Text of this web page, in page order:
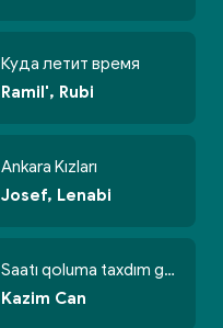
Куда летит время
Ramil', Rubi
Ankara Kızları
Josef, Lenabi
Saatı qoluma taxdım göyün üzünə qalxdım
Kazim Can